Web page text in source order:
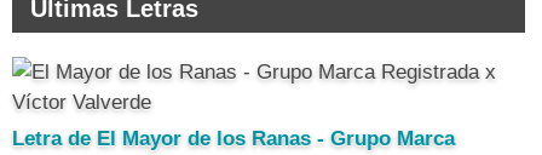
Ultimas Letras
Letra de El Mayor de los Ranas - Grupo Marca